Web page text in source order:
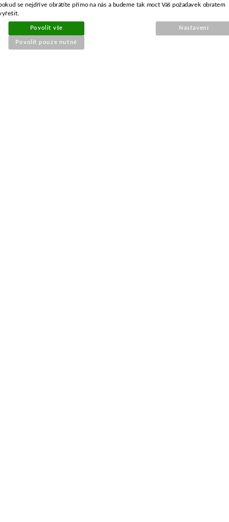
průměr vnějších děr-10,4 mm
se nejdříve obrátíte přímo na nás a budeme tak moct Váš požadavek obratem
Povolit vše
Povolit pouze nutné
Nastavení